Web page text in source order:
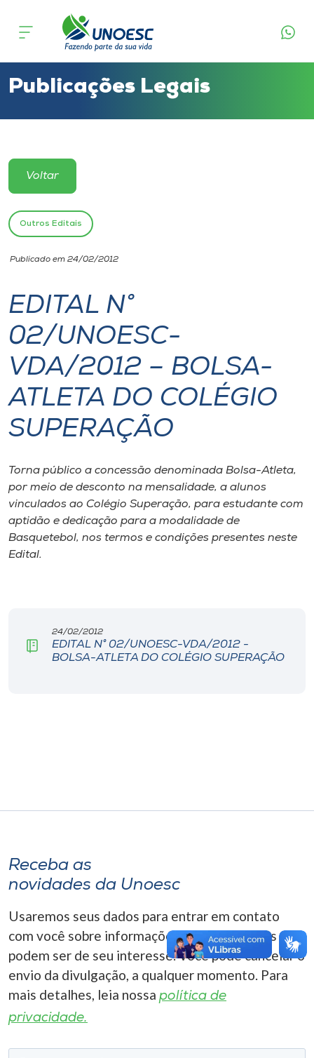
Cursos
Atendimento ao Estudante
Portal de Ensino
Unoesc
Internacionalização
I.nova
Diplomados
Cultura
CPA
Biblioteca
Editora
Museu
Publicações Legais
Voltar
Outros Editais
Publicado em 24/02/2012
EDITAL N°
02/UNOESC-
VDA/2012 – BOLSA-
ATLETA DO COLÉGIO
SUPERAÇÃO
Torna público a concessão denominada Bolsa-Atleta,
por meio de desconto na mensalidade, a alunos
vinculados ao Colégio Superação, para estudante com
aptidão e dedicação para a modalidade de
Basquetebol, nos termos e condições presentes neste
Edital.
24/02/2012
EDITAL N° 02/UNOESC-VDA/2012 -
BOLSA-ATLETA DO COLÉGIO SUPERAÇÃO
Receba as
novidades da Unoesc
Usaremos seus dados para entrar em contato
com você sobre informações correlacionadas que
podem ser de seu interesse. Você pode cancelar o
envio da divulgação, a qualquer momento. Para
mais detalhes, leia nossa política de
privacidade.